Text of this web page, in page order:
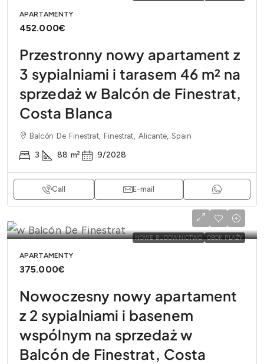
APARTAMENTY
452.000€
Przestronny nowy apartament z
3 sypialniami i tarasem 46 m² na
sprzedaż w Balcón de Finestrat,
Costa Blanca
Balcón De Finestrat, Finestrat, Alicante, Spain
3 88 m² 9/2028
Call E-mail
NOWE BUDOWNICTWO OBOK PLAŻY
APARTAMENTY
375.000€
Nowoczesny nowy apartament
z 2 sypialniami i basenem
wspólnym na sprzedaż w
Balcón de Finestrat, Costa